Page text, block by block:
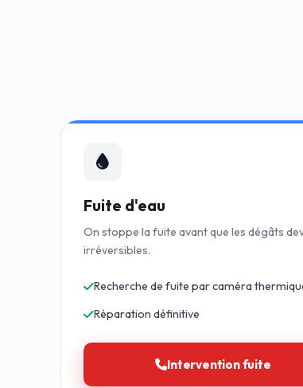
Fuite d'eau
On stoppe la fuite avant que les dégâts
irréversibles.
Recherche de fuite par caméra
Réparation définitive
Intervention fuite